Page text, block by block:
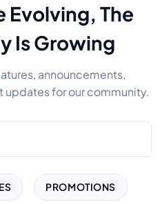
Evolving, The
Is Growing
announcements,
for our community.
PROMOTIONS